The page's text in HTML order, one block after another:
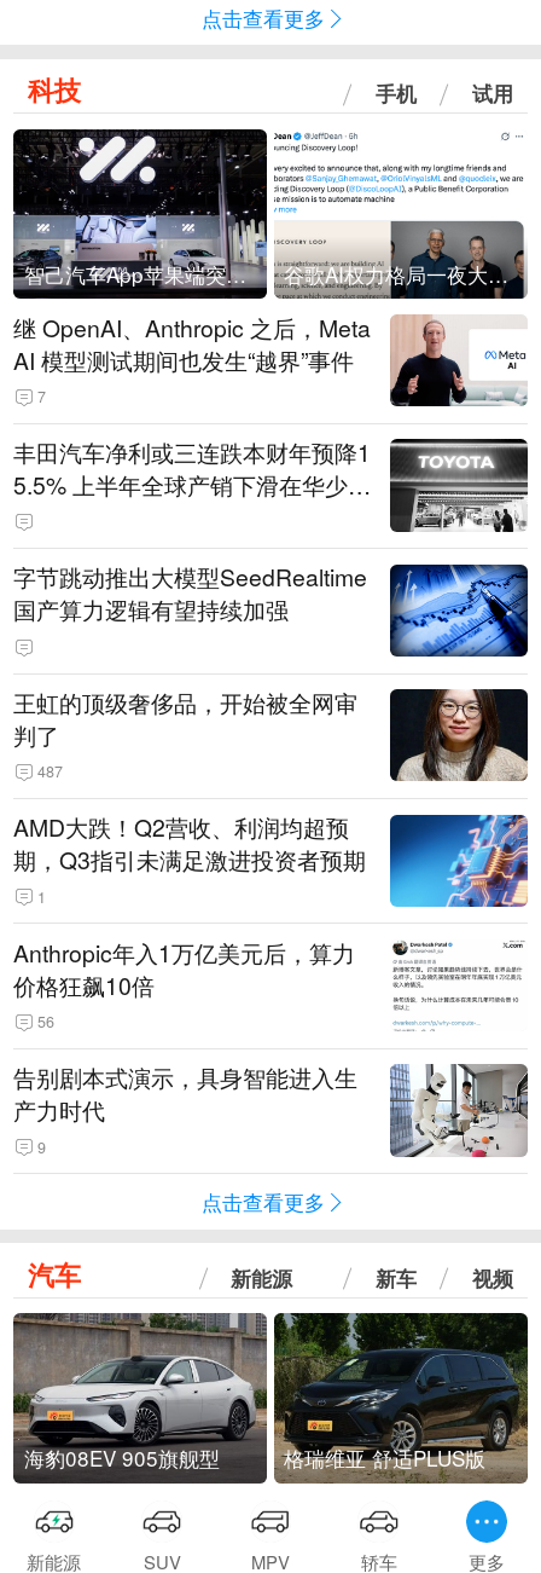
点击查看更多
科技 手机 试用
智己汽车App苹果端突然“下架” 谷歌AI权力格局一夜大洗牌
继 OpenAI、Anthropic 之后，Meta
AI 模型测试期间也发生“越界”事件
7
丰田汽车净利或三连跌本财年预降1
5.5% 上半年全球产销下滑在华少卖
14.3万辆
字节跳动推出大模型SeedRealtime
国产算力逻辑有望持续加强
王虹的顶级奢侈品，开始被全网审
判了
487
AMD大跌！Q2营收、利润均超预
期，Q3指引未满足激进投资者预期
1
Anthropic年入1万亿美元后，算力
价格狂飙10倍
56
告别剧本式演示，具身智能进入生
产力时代
9
点击查看更多
汽车 新能源 新车 视频
海豹08EV 905旗舰型 格瑞维亚 舒适PLUS版
新能源 SUV MPV 轿车 更多